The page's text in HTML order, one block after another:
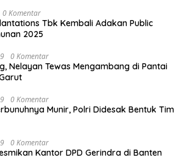
0 Komentar
Tbk Kembali Adakan Public
2025
0 Komentar
Nelayan Tewas Mengambang di Pantai
0 Komentar
Munir, Polri Didesak Bentuk Tim
0 Komentar
Kantor DPD Gerindra di Banten